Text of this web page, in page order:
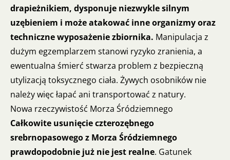
drapieżnikiem, dysponuje niezwykle silnym
uzębieniem i może atakować inne organizmy oraz
techniczne wyposażenie zbiornika. Manipulacja z
dużym egzemplarzem stanowi ryzyko zranienia, a
ewentualna śmierć stwarza problem z bezpieczną
utylizacją toksycznego ciała. Żywych osobników nie
należy więc łapać ani transportować z natury.
Nowa rzeczywistość Morza Śródziemnego
Całkowite usunięcie czterozębnego
srebrnopasowego z Morza Śródziemnego
prawdopodobnie już nie jest realne. Gatunek